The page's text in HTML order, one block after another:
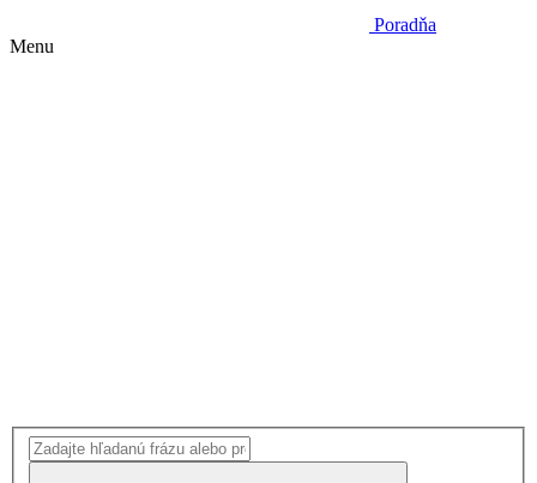
Poradňa
Menu